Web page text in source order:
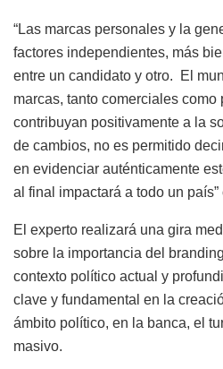
“Las marcas personales y la
factores independientes, más
entre un candidato y otro.
El
marcas, tanto comerciales como
contribuyan positivamente a la
de cambios, no es permitido
en evidenciar auténticamente
al final impactará a todo un
El experto realizará una gira
sobre la importancia del
contexto político actual y
clave y fundamental en la
ámbito político, en la banca, el
masivo.